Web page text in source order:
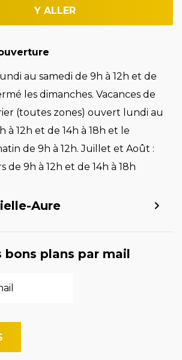
Y ALLER
au samedi de 9h à 12h et de
les dimanches. Vacances de
(toutes zones) ouvert lundi au
à 12h et de 14h à 18h et le
de 9h à 12h. Juillet et Août :
de 9h à 12h et de 14h à 18h
Aure
bons plans par mail